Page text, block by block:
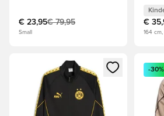
€ 23,95€ 79,95
Small
€
164 cm,
Opent een venster om in te loggen
-30%